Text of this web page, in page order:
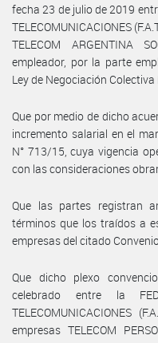
fecha 23 de julio de 2019
TELECOMUNICACIONES
TELECOM ARGENTINA
empleador, por la parte
Ley de Negociación Colectiva
Que por medio de dicho
incremento salarial en el
N° 713/15, cuya vigencia
con las consideraciones
Que las partes registran
términos que los traídos a
empresas del citado
Que dicho plexo
celebrado entre la
TELECOMUNICACIONES
empresas TELECOM